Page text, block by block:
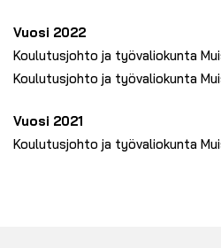
Vuosi 2022
Koulutusjohto ja työvaliokunta
Koulutusjohto ja työvaliokunta
Vuosi 2021
Koulutusjohto ja työvaliokunta